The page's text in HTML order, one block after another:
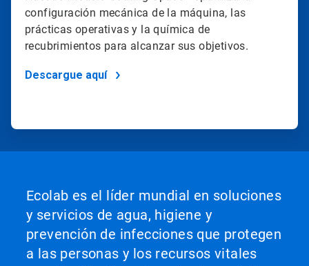
configuración mecánica de la máquina, las
prácticas operativas y la química de
recubrimientos para alcanzar sus objetivos.
Descargue aquí
Ecolab es el líder mundial en soluciones
y servicios de agua, higiene y
prevención de infecciones que protegen
a las personas y los recursos vitales